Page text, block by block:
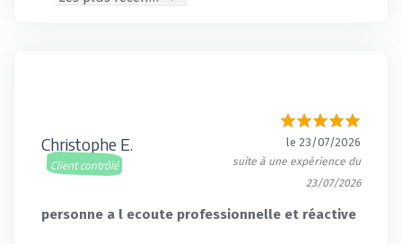
Christophe E.
Client contrôlé
le 23/07/2026
suite à une expérience du
23/07/2026
personne a l ecoute professionnelle et réactive